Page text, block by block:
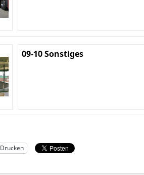
09-10 Sonstiges
Drucken